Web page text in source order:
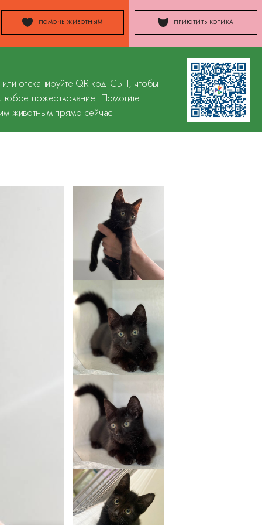
ПОМОЧЬ ЖИВОТНЫМ ПРИЮТИТЬ КОТИКА
отсканируйте QR-код СБП, чтобы
пожертвование. Помогите
животным прямо сейчас